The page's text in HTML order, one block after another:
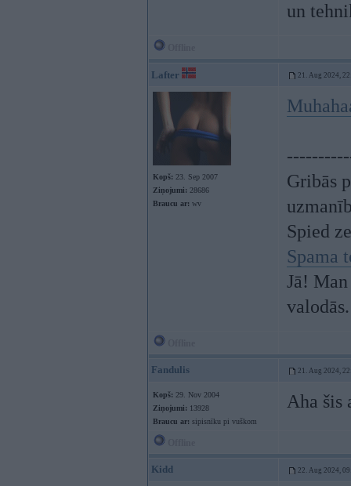
un
Lafter 21. Aug 2024,
Kopš: 23. Sep 2007
Ziņojumi: 28686
Braucu ar: wv
Gribās
Spied
Spama
Jā!
valodās.
Fandulis 21. Aug 2024,
Kopš: 29. Nov 2004
Ziņojumi: 13928
Braucu ar: sipisnīku pi vuškom
Aha šis
Kidd 22. Aug 2024,